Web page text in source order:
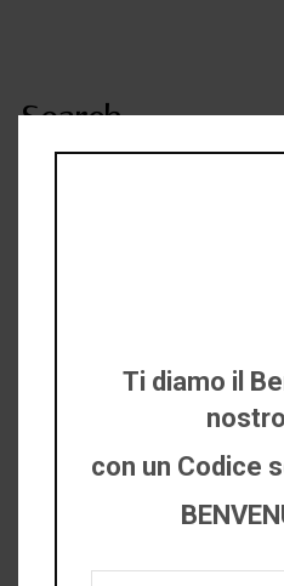
Search
Sicily
SAMPLE SALE
Ti diamo il
con un Codice